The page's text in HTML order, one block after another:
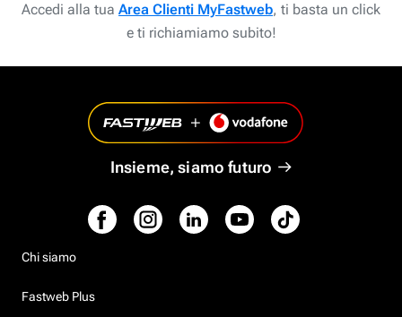
Accedi alla tua Area Clienti MyFastweb, ti basta un click
e ti richiamiamo subito!
Insieme, siamo futuro
Chi siamo
Fastweb Plus